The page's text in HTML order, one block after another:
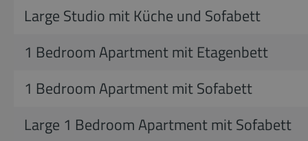
Large Studio mit Küche und Sofabett
1 Bedroom Apartment mit Etagenbett
1 Bedroom Apartment mit Sofabett
Large 1 Bedroom Apartment mit Sofabett